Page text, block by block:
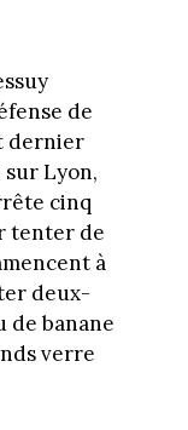
de
dernier
Lyon,
cinq
tenter de
à
deux-
de banane
verre